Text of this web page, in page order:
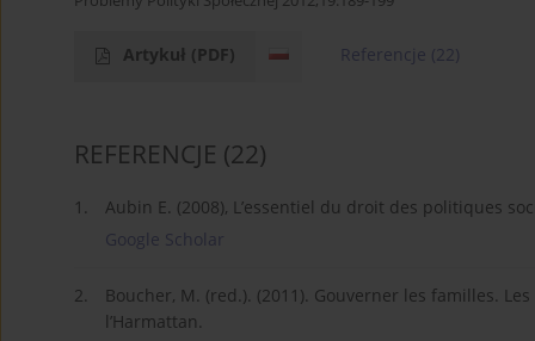
Artykuł (PDF) Referencje (22)
REFERENCJE (22)
1.
Aubin E. (2008), L’essentiel du droit des politiques
Google Scholar
2.
Boucher, M. (red.). (2011). Gouverner les familles.
l’Harmattan.